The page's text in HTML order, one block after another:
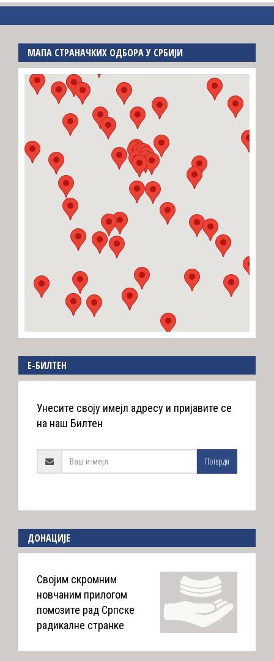
МАПА СТРАНАЧКИХ ОДБОРА У СРБИЈИ
E-БИЛТЕН
Унесите своју имејл адресу и пријавите се
на наш Билтен
Потврди
ДОНАЦИЈЕ
Својим скромним
новчаним прилогом
помозите рад Српске
радикалне странке